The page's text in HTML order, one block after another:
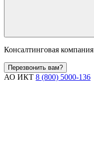
Консалтинговая компания
Перезвонить вам?
АО ИКТ 8 (800) 5000-136